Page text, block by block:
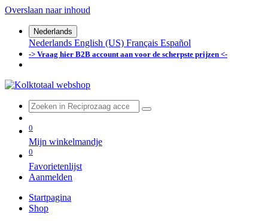
Overslaan naar inhoud
Nederlands
Nederlands English (US) Français Español
-> Vraag hier B2B account aan voor de scherpste prijzen <-
0
Mijn winkelmandje
0
Favorietenlijst
Aanmelden
Startpagina
Shop